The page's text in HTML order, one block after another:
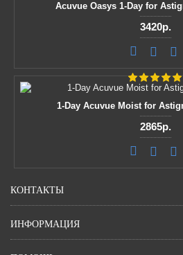
Acuvue Oasys 1-Day for
3420р.
1-Day Acuvue Moist for
2865р.
КОНТАКТЫ
ИНФОРМАЦИЯ